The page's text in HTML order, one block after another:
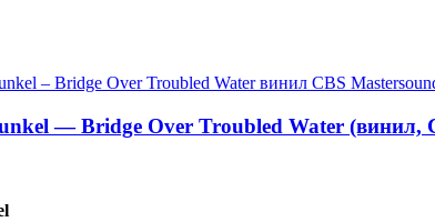
— Bridge Over Troubled Water (винил,